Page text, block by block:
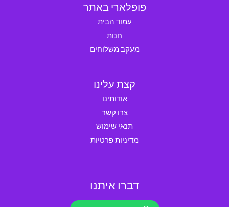
פופלארי באתר
עמוד הבית
חנות
מעקב משלוחים
קצת עלינו
אודותינו
צרו קשר
תנאי שימוש
מדיניות פרטיות
דברו איתנו